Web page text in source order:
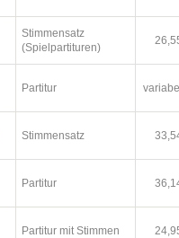
Stimmensatz
(Spielpartituren)
Partitur variabel
Stimmensatz
Partitur
Partitur mit Stimmen